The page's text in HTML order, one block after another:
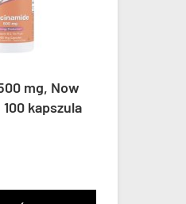
mg, Now
kapszula